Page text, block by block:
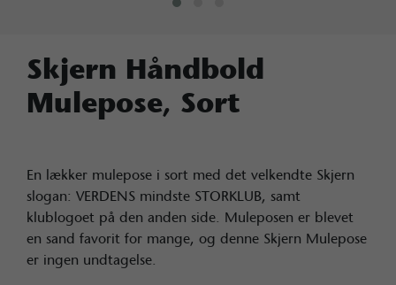
Skjern Håndbold
Mulepose, Sort
En lækker mulepose i sort med det velkendte Skjern
slogan: VERDENS mindste STORKLUB, samt
klublogoet på den anden side. Muleposen er blevet
en sand favorit for mange, og denne Skjern Mulepose
er ingen undtagelse.